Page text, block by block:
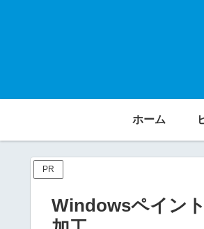
ホーム
PR
Windowsペイン